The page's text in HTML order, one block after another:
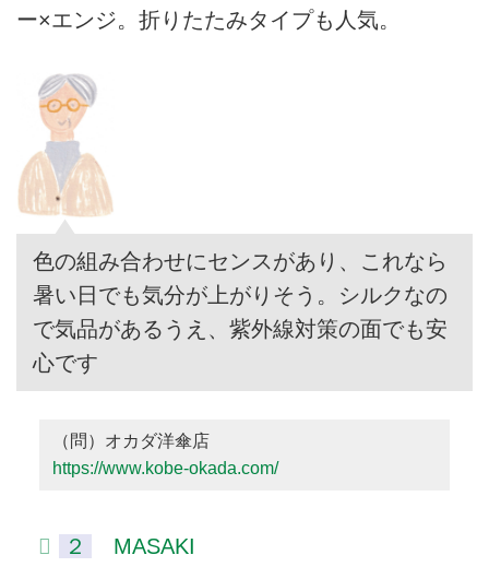
ー×エンジ。折りたたみタイプも人気。
色の組み合わせにセンスがあり、これなら
暑い日でも気分が上がりそう。シルクなの
で気品があるうえ、紫外線対策の面でも安
心です
（問）オカダ洋傘店
https://www.kobe-okada.com/
２ MASAKI